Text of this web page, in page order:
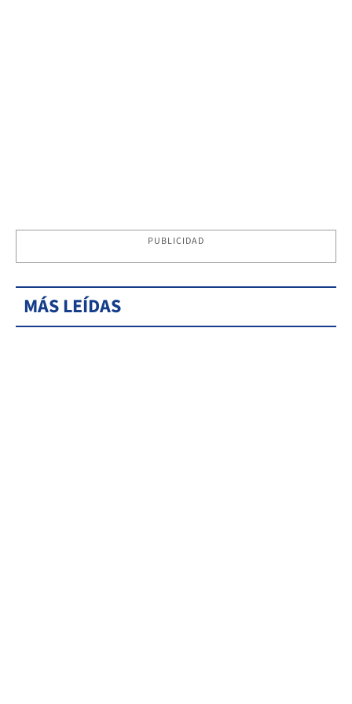
PUBLICIDAD
MÁS LEÍDAS